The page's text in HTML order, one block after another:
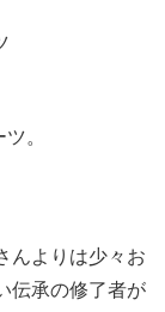
。
んよりは少々お
伝承の修了者が